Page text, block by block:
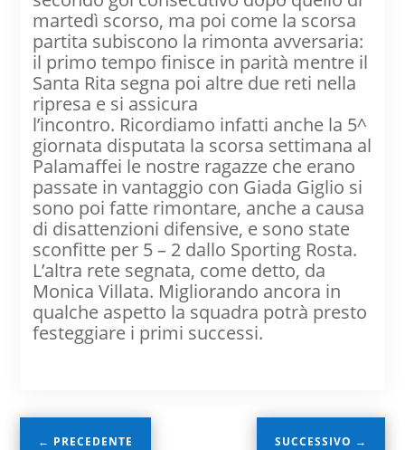
martedì scorso, ma poi come la scorsa
partita subiscono la rimonta avversaria:
il primo tempo finisce in parità mentre il
Santa Rita segna poi altre due reti nella
ripresa e si assicura
l’incontro. Ricordiamo infatti anche la 5^
giornata disputata la scorsa settimana al
Palamaffei le nostre ragazze che erano
passate in vantaggio con Giada Giglio si
sono poi fatte rimontare, anche a causa
di disattenzioni difensive, e sono state
sconfitte per 5 – 2 dallo Sporting Rosta.
L’altra rete segnata, come detto, da
Monica Villata. Migliorando ancora in
qualche aspetto la squadra potrà presto
festeggiare i primi successi.
← PRECEDENTE SUCCESSIVO →